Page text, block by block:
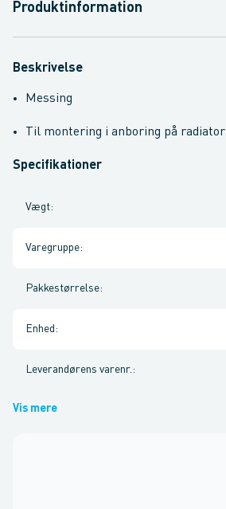
Produktinformation
Beskrivelse
Messing
Til montering i anboring på radiator
Specifikationer
Vægt:
Varegruppe:
Pakkestørrelse:
Enhed :
Leverandørens varenr. :
Vis mere